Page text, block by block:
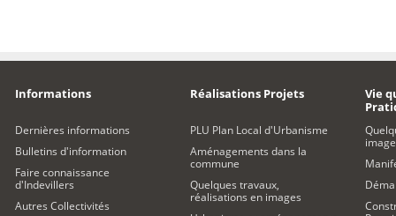
Informations
Dernières informations
Bulletins d'information
Faire connaissance
d'Indevillers
Autres Collectivités
Réalisations Projets
PLU Plan Local d'Urbanisme
Aménagements dans la
commune
Quelques travaux,
réalisations en images
Vie